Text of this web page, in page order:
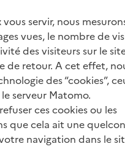
servir, nous
vues, le nombre de
des visiteurs sur le
de retour. A cet effet,
des “cookies”,
serveur Matomo.
ces cookies ou les
que cela ait une
navigation dans le